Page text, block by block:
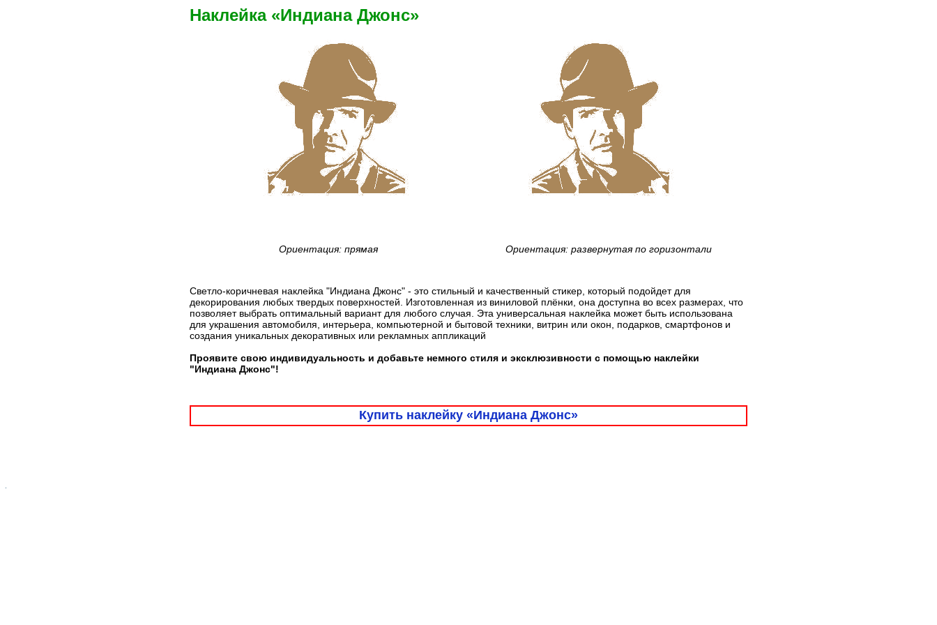
Наклейка «Индиана Джонс»
Ориентация: прямая Ориентация: развернутая по горизонтали
Светло-коричневая наклейка "Индиана Джонс" - это стильный и качественный стикер, который подойдет для
декорирования любых твердых поверхностей. Изготовленная из виниловой плёнки, она доступна во всех размерах, что
позволяет выбрать оптимальный вариант для любого случая. Эта универсальная наклейка может быть использована
для украшения автомобиля, интерьера, компьютерной и бытовой техники, витрин или окон, подарков, смартфонов и
создания уникальных декоративных или рекламных аппликаций
Проявите свою индивидуальность и добавьте немного стиля и эксклюзивности с помощью наклейки
"Индиана Джонс"!
Купить наклейку «Индиана Джонс»